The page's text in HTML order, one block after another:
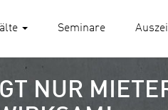
Seminare
NUR